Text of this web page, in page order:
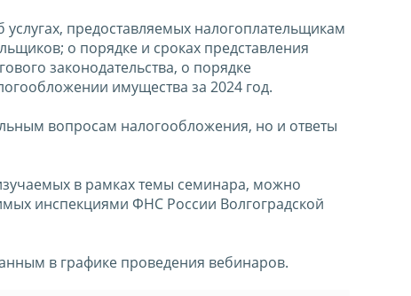
предоставляемых налогоплательщикам
о порядке и сроках представления
законодательства, о порядке
имущества за 2024 год.
вопросам налогообложения, но и ответы
в рамках темы семинара, можно
инспекциями ФНС России Волгоградской
в графике проведения вебинаров.